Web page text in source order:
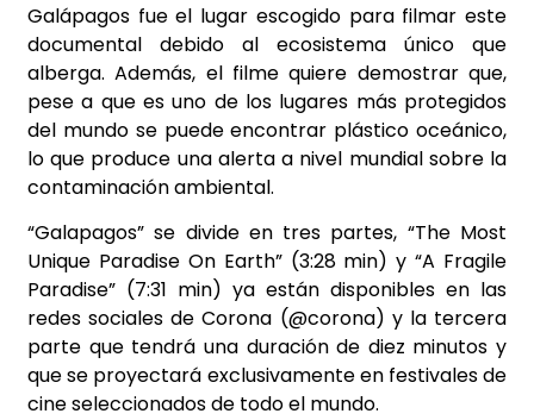
Galápagos fue el lugar escogido para filmar este
documental debido al ecosistema único que
alberga. Además, el filme quiere demostrar que,
pese a que es uno de los lugares más protegidos
del mundo se puede encontrar plástico oceánico,
lo que produce una alerta a nivel mundial sobre la
contaminación ambiental.
“Galapagos” se divide en tres partes, “The Most
Unique Paradise On Earth” (3:28 min) y “A Fragile
Paradise” (7:31 min) ya están disponibles en las
redes sociales de Corona (@corona) y la tercera
parte que tendrá una duración de diez minutos y
que se proyectará exclusivamente en festivales de
cine seleccionados de todo el mundo.